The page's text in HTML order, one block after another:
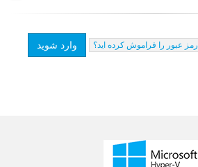
رمز عبور را فراموش کرده اید؟